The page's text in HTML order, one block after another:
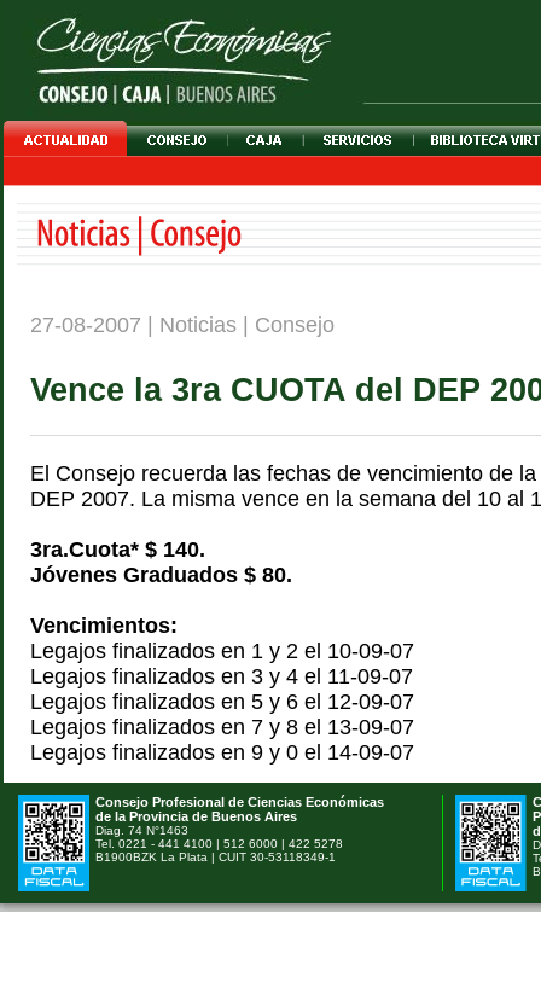
27-08-2007 | Noticias | Consejo
Vence la 3ra CUOTA del DEP
El Consejo recuerda las fechas de vencimiento de
DEP 2007. La misma vence en la semana del 10 al
3ra.Cuota* $ 140.
Jóvenes Graduados $ 80.
Vencimientos:
Legajos finalizados en 1 y 2 el 10-09-07
Legajos finalizados en 3 y 4 el 11-09-07
Legajos finalizados en 5 y 6 el 12-09-07
Legajos finalizados en 7 y 8 el 13-09-07
Legajos finalizados en 9 y 0 el 14-09-07
Consejo Profesional de Ciencias Económicas
de la Provincia de Buenos Aires
Diag. 74 N°1463
Tel. 0221 - 441 4100 | 512 6000 | 422 5278
B1900BZK La Plata | CUIT 30-53118349-1